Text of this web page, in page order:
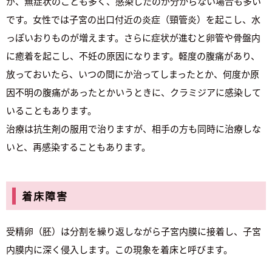
です。女性では子宮の出口付近の炎症（頸管炎）を起こし、水
っぽいおりものが増えます。さらに症状が進むと卵管や骨盤内
に癒着を起こし、不妊の原因になります。軽度の腹痛があり、
放っておいたら、いつの間にか治ってしまったとか、何度か原
因不明の腹痛があったとかいうときに、クラミジアに感染して
いることもあります。
治療は抗生剤の服用で治りますが、相手の方も同時に治療しな
いと、再感染することもあります。
着床障害
受精卵（胚）は分割を繰り返しながら子宮内膜に接着し、子宮
内膜内に深く侵入します。この現象を着床と呼びます。